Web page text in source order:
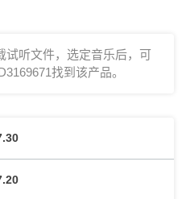
试听文件，选定音乐后，可
找到该产品。